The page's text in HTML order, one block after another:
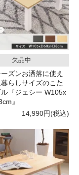
欠品中
ズンお洒落に使え
らしサイズのこた
『ジェシー W105x
』
14,990円(税込)